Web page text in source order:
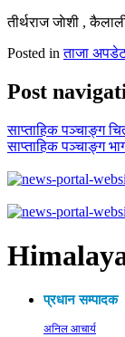
तीर्थराज जाेशी ,
Posted inताजा
Post
साप्ताहिक पञ्चाङ्ग
साप्ताहिक पञ्चाङ्ग
प्रधान सम्पादक
अनिल आचार्य